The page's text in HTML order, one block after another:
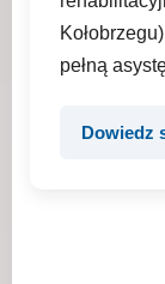
pełną
Dowiedz